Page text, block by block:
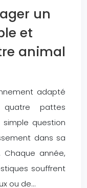
un
et
animal
adapté
pattes
simple question
dans sa
année,
souffrent
ou de…